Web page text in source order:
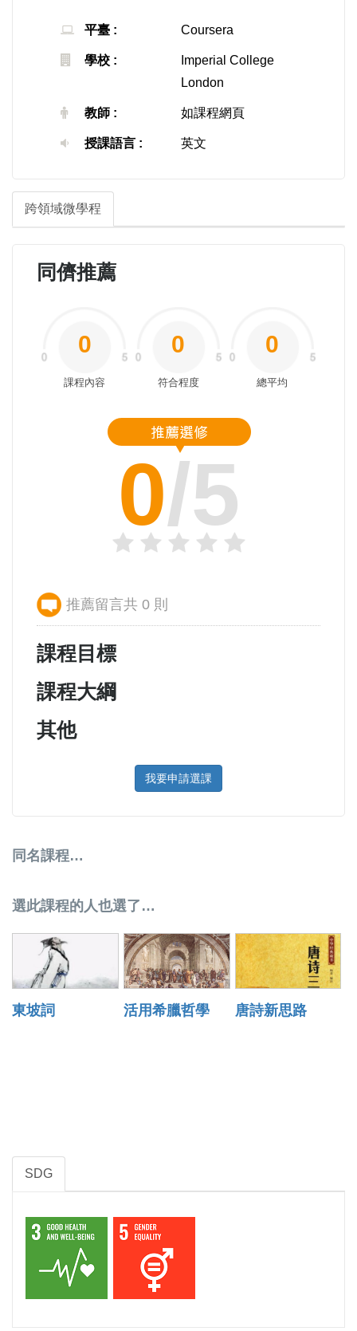
平臺 : Coursera
學校 :
Imperial College
London
教師 : 如課程網頁
授課語言 : 英文
跨領域微學程
同儕推薦
0
課程內容
0
符合程度
0
總平均
0/5
推薦留言共 0 則
課程目標
課程大綱
其他
我要申請選課
同名課程…
選此課程的人也選了…
東坡詞 活用希臘哲學 唐詩新思路
SDG